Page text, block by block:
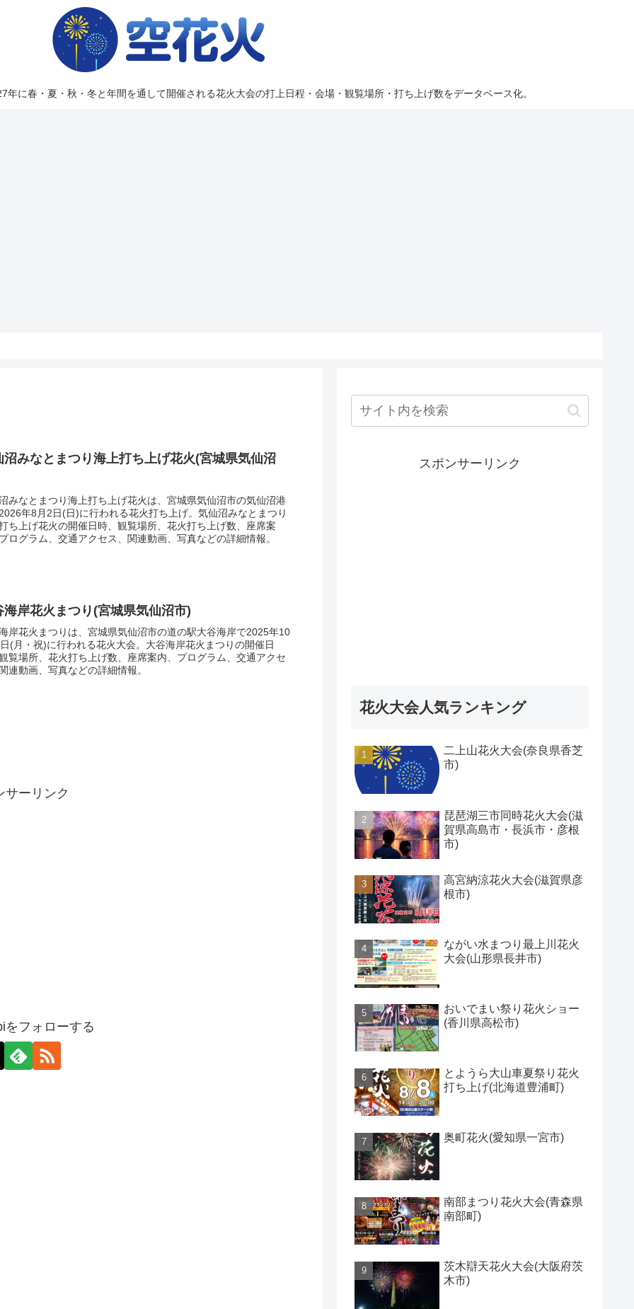
に春・夏・秋・冬と年間を通して開催される花火大会の打上日程・会場・観覧場所・打ち上げ数をデータベース化。
沼みなとまつり海上打ち上げ花火(宮城県気仙沼
みなとまつり海上打ち上げ花火は、宮城県気仙沼市の気仙沼港
年8月2日(日)に行われる花火打ち上げ。気仙沼みなとまつり
ち上げ花火の開催日時、観覧場所、花火打ち上げ数、座席案
ログラム、交通アクセス、関連動画、写真などの詳細情報。
海岸花火まつり(宮城県気仙沼市)
岸花火まつりは、宮城県気仙沼市の道の駅大谷海岸で2025年10
(月・祝)に行われる花火大会。大谷海岸花火まつりの開催日
覧場所、花火打ち上げ数、座席案内、プログラム、交通アクセ
連動画、写真などの詳細情報。
サーリンク
をフォローする
スポンサーリンク
花火大会人気ランキング
二上山花火大会(奈良県香芝
市)
琵琶湖三市同時花火大会(滋
賀県高島市・長浜市・彦根
市)
高宮納涼花火大会(滋賀県彦
根市)
ながい水まつり最上川花火
大会(山形県長井市)
おいでまい祭り花火ショー
(香川県高松市)
とようら大山車夏祭り花火
打ち上げ(北海道豊浦町)
奥町花火(愛知県一宮市)
南部まつり花火大会(青森県
南部町)
茨木辯天花火大会(大阪府茨
木市)